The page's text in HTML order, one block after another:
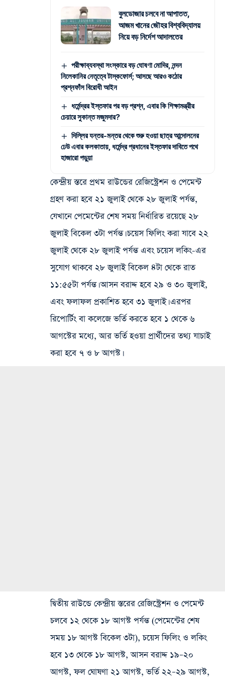
বুলডোজার চলবে না আপাতত,
আজম খানের জৌহর বিশ্ববিদ্যালয়
নিয়ে বড় নির্দেশ আদালতের
পরীক্ষাব্যবস্থা সংস্কারে বড় ঘোষণা মোদির, নন্দন
নিলেকানির নেতৃত্বে টাস্কফোর্স; আসছে আরও কঠোর
প্রশ্নফাঁস বিরোধী আইন
ধর্মেন্দ্রর ইস্তফার পর বড় প্রশ্ন, এবার কি শিক্ষামন্ত্রীর
চেয়ারে সুকান্ত মজুমদার?
দিল্লির যন্তর-মন্তর থেকে শুরু হওয়া ছাত্র আন্দোলনের
ঢেউ এবার কলকাতায়, ধর্মেন্দ্র প্রধানের ইস্তফার দাবিতে পথে
হাজারো পড়ুয়া
কেন্দ্রীয় স্তরে প্রথম রাউন্ডের রেজিস্ট্রেশন ও পেমেন্ট
গ্রহণ করা হবে ২১ জুলাই থেকে ২৮ জুলাই পর্যন্ত,
যেখানে পেমেন্টের শেষ সময় নির্ধারিত রয়েছে ২৮
জুলাই বিকেল ৩টা পর্যন্ত। চয়েস ফিলিং করা যাবে ২২
জুলাই থেকে ২৮ জুলাই পর্যন্ত এবং চয়েস লকিং-এর
সুযোগ থাকবে ২৮ জুলাই বিকেল ৪টা থেকে রাত
১১:৫৫টা পর্যন্ত। আসন বরাদ্দ হবে ২৯ ও ৩০ জুলাই,
এবং ফলাফল প্রকাশিত হবে ৩১ জুলাই। এরপর
রিপোর্টিং বা কলেজে ভর্তি করতে হবে ১ থেকে ৬
আগস্টের মধ্যে, আর ভর্তি হওয়া প্রার্থীদের তথ্য যাচাই
করা হবে ৭ ও ৮ আগস্ট।
দ্বিতীয় রাউন্ডে কেন্দ্রীয় স্তরের রেজিস্ট্রেশন ও পেমেন্ট
চলবে ১২ থেকে ১৮ আগস্ট পর্যন্ত (পেমেন্টের শেষ
সময় ১৮ আগস্ট বিকেল ৩টা), চয়েস ফিলিং ও লকিং
হবে ১৩ থেকে ১৮ আগস্ট, আসন বরাদ্দ ১৯–২০
আগস্ট, ফল ঘোষণা ২১ আগস্ট, ভর্তি ২২–২৯ আগস্ট,